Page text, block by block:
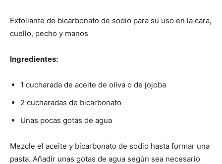
Exfoliante de bicarbonato de sodio para su uso en la cara,
cuello, pecho y manos
Ingredientes:
1 cucharada de aceite de oliva o de jojoba
2 cucharadas de bicarbonato
Unas pocas gotas de agua
Mezcle el aceite y bicarbonato de sodio hasta formar una
pasta. Añadir unas gotas de agua según sea necesario